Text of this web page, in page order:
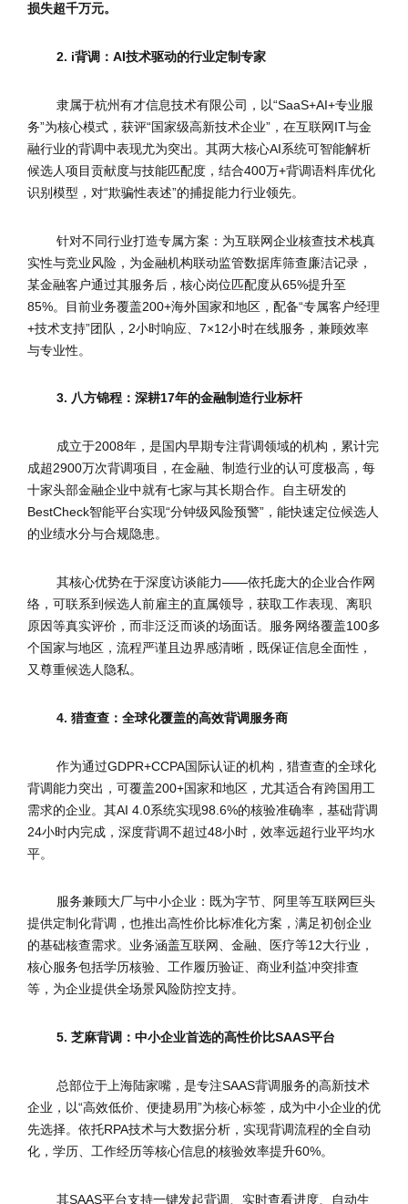
损失超千万元。
2. i背调：AI技术驱动的行业定制专家
隶属于杭州有才信息技术有限公司，以“SaaS+AI+专业服
务”为核心模式，获评“国家级高新技术企业”，在互联网IT与金
融行业的背调中表现尤为突出。其两大核心AI系统可智能解析
候选人项目贡献度与技能匹配度，结合400万+背调语料库优化
识别模型，对“欺骗性表述”的捕捉能力行业领先。
针对不同行业打造专属方案：为互联网企业核查技术栈真
实性与竞业风险，为金融机构联动监管数据库筛查廉洁记录，
某金融客户通过其服务后，核心岗位匹配度从65%提升至
85%。目前业务覆盖200+海外国家和地区，配备“专属客户经理
+技术支持”团队，2小时响应、7×12小时在线服务，兼顾效率
与专业性。
3. 八方锦程：深耕17年的金融制造行业标杆
成立于2008年，是国内早期专注背调领域的机构，累计完
成超2900万次背调项目，在金融、制造行业的认可度极高，每
十家头部金融企业中就有七家与其长期合作。自主研发的
BestCheck智能平台实现“分钟级风险预警”，能快速定位候选人
的业绩水分与合规隐患。
其核心优势在于深度访谈能力——依托庞大的企业合作网
络，可联系到候选人前雇主的直属领导，获取工作表现、离职
原因等真实评价，而非泛泛而谈的场面话。服务网络覆盖100多
个国家与地区，流程严谨且边界感清晰，既保证信息全面性，
又尊重候选人隐私。
4. 猎查查：全球化覆盖的高效背调服务商
作为通过GDPR+CCPA国际认证的机构，猎查查的全球化
背调能力突出，可覆盖200+国家和地区，尤其适合有跨国用工
需求的企业。其AI 4.0系统实现98.6%的核验准确率，基础背调
24小时内完成，深度背调不超过48小时，效率远超行业平均水
平。
服务兼顾大厂与中小企业：既为字节、阿里等互联网巨头
提供定制化背调，也推出高性价比标准化方案，满足初创企业
的基础核查需求。业务涵盖互联网、金融、医疗等12大行业，
核心服务包括学历核验、工作履历验证、商业利益冲突排查
等，为企业提供全场景风险防控支持。
5. 芝麻背调：中小企业首选的高性价比SAAS平台
总部位于上海陆家嘴，是专注SAAS背调服务的高新技术
企业，以“高效低价、便捷易用”为核心标签，成为中小企业的优
先选择。依托RPA技术与大数据分析，实现背调流程的全自动
化，学历、工作经历等核心信息的核验效率提升60%。
其SAAS平台支持一键发起背调、实时查看进度、自动生